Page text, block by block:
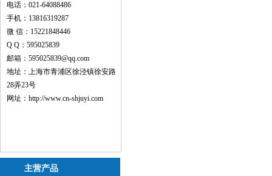
电话：021-64088486
手机：13816319287
微 信：15221848446
Q Q：595025839
邮箱：595025839@qq.com
地址：上海市青浦区徐泾镇徐安路
28弄23号
网址： http://www.cn-shjuyi.com
主营产品